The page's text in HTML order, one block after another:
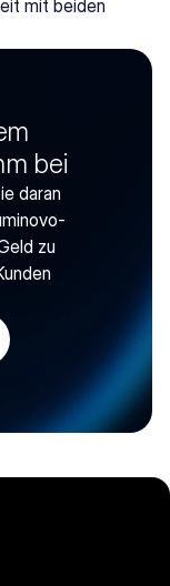
mit beiden
bei
daran
zu